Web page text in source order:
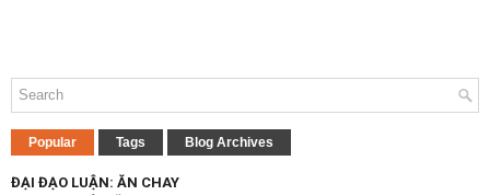
Popular Tags Blog Archives
ĐẠI ĐẠO LUẬN: ĂN CHAY